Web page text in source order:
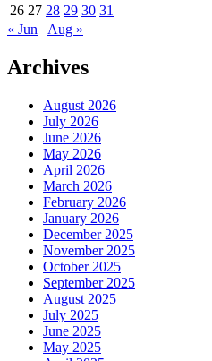
26 27 28 29 30 31
« Jun
Aug »
Archives
August 2026
July 2026
June 2026
May 2026
April 2026
March 2026
February 2026
January 2026
December 2025
November 2025
October 2025
September 2025
August 2025
July 2025
June 2025
May 2025